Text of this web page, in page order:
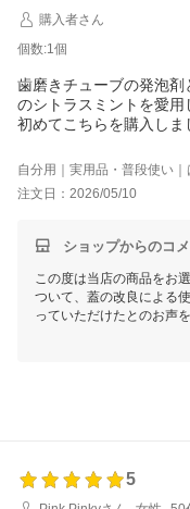
購入者さん
個数:1個
歯磨きチューブの発泡
のシトラスミントを愛用
初めてこちらを購入しま
自分用｜実用品・普段使い｜
注文日：2026/05/10
ショップからのコ
この度は当店の商品をお
ついて、蓋の改良による
っていただけたとのお声
5